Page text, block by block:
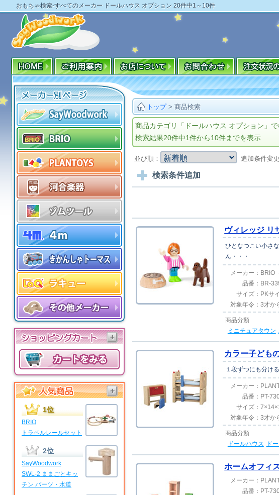
おもちゃ検索-すべてのメーカー ドールハウス オプション 20件中1～10件
+
+
1位
BRIO
トラベルレールセット
2位
SayWoodwork
SWL-2 ままごとキッ
チン パーツ・水道
トップ>商品検索
商品カテゴリ「ドールハウス オプション」
検索結果20件中1件から10件までを表示
並び順： 追加条件変
検索条件追加
ヴィレッジ リ
ひとなつこい小さ
ん・・・
メーカー： BRIO
品番： BR-
サイズ： PKサ
対象年令：3才か
商品分類
ミニチュアタウン
カラー子ども
１段ずつにも分け
メーカー：
品番： PT-
サイズ：
対象年令：3才か
商品分類
ドールハウス
ド
ホームオフィ
メーカー：
品番： PT-